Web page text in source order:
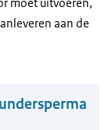
aan de